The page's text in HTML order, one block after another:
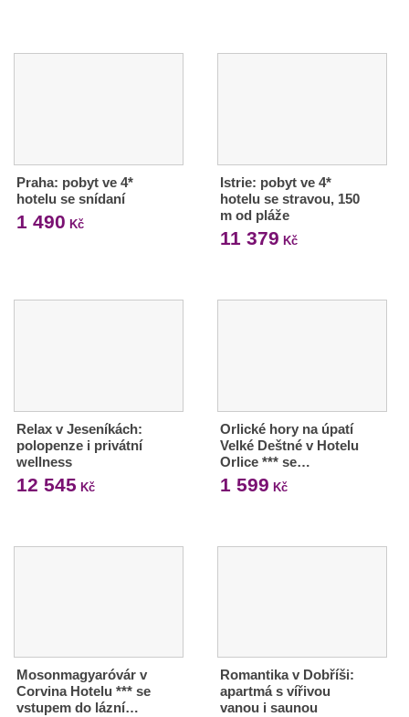
Praha: pobyt ve 4*
hotelu se snídaní
1 490 Kč
Istrie: pobyt ve 4*
hotelu se stravou, 150
m od pláže
11 379 Kč
Relax v Jeseníkách:
polopenze i privátní
wellness
12 545 Kč
Orlické hory na úpatí
Velké Deštné v Hotelu
Orlice *** se…
1 599 Kč
Mosonmagyaróvár v
Corvina Hotelu *** se
vstupem do lázní…
Romantika v Dobříši:
apartmá s vířivou
vanou i saunou